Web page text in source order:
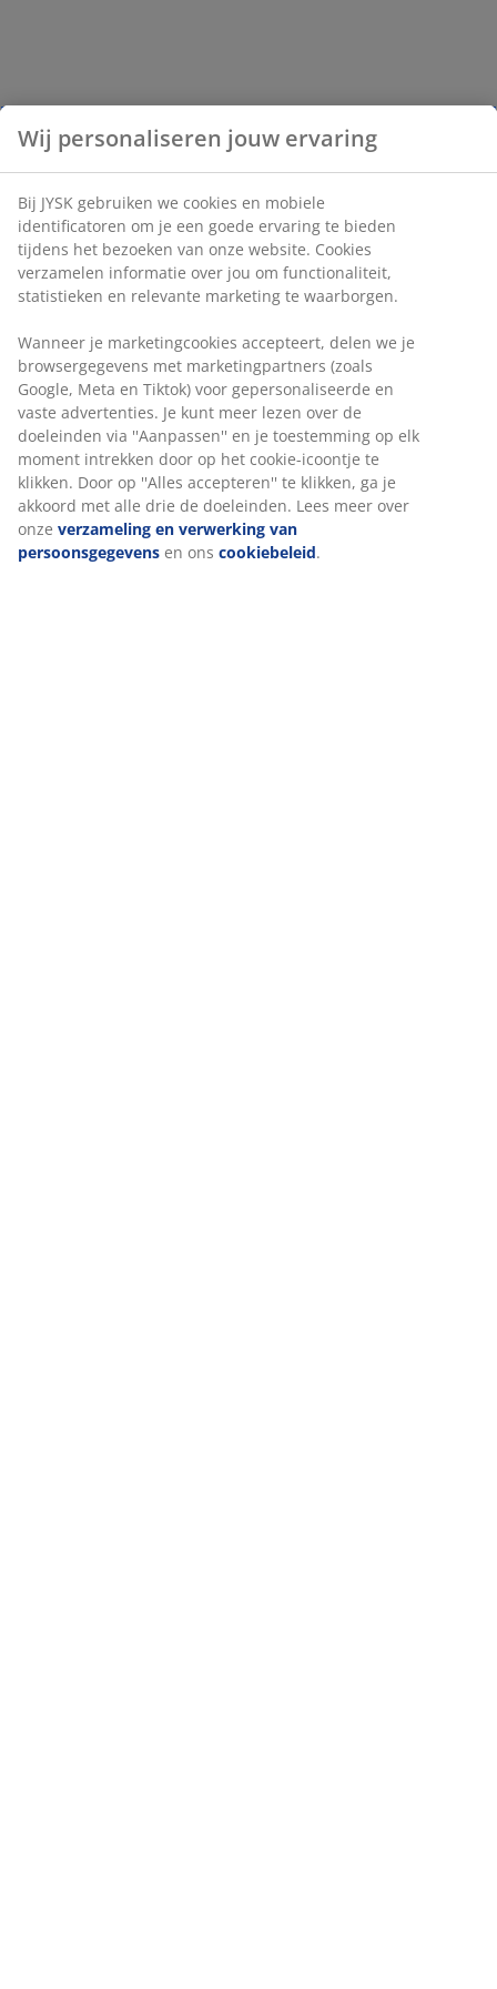
Wij personaliseren jouw ervaring
Bij JYSK gebruiken we cookies en mobiele
identificatoren om je een goede ervaring te bieden
tijdens het bezoeken van onze website. Cookies
verzamelen informatie over jou om functionaliteit,
statistieken en relevante marketing te waarborgen.
Wanneer je marketingcookies accepteert, delen we je
browsergegevens met marketingpartners (zoals
Google, Meta en Tiktok) voor gepersonaliseerde en
vaste advertenties. Je kunt meer lezen over de
doeleinden via ''Aanpassen'' en je toestemming op elk
moment intrekken door op het cookie-icoontje te
klikken. Door op ''Alles accepteren'' te klikken, ga je
akkoord met alle drie de doeleinden. Lees meer over
onze verzameling en verwerking van
persoonsgegevens en ons cookiebeleid.